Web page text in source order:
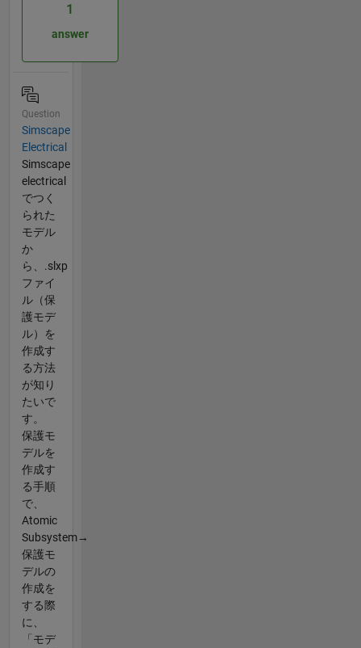
1
answer
Question
Simscape
Electrical
Simscape
electrical
でつく
られた
モデル
か
ら、.slxp
ファイ
ル（保
護モデ
ル）を
作成す
る方法
が知り
たいで
す。
保護モ
デルを
作成す
る手順
で、
Atomic
Subsystem→
保護モ
デルの
作成を
する際
に、
「モデ